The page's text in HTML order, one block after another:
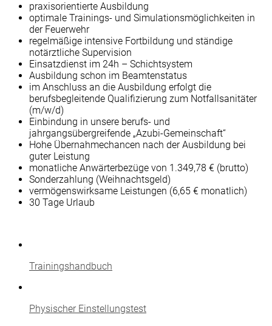
praxisorientierte Ausbildung
optimale Trainings- und Simulationsmöglichkeiten in
der Feuerwehr
regelmäßige intensive Fortbildung und ständige
notärztliche Supervision
Einsatzdienst im 24h – Schichtsystem
Ausbildung schon im Beamtenstatus
im Anschluss an die Ausbildung erfolgt die
berufsbegleitende Qualifizierung zum Notfallsanitäter
(m/w/d)
Einbindung in unsere berufs- und
jahrgangsübergreifende „Azubi-Gemeinschaft“
Hohe Übernahmechancen nach der Ausbildung bei
guter Leistung
monatliche Anwärterbezüge von 1.349,78 € (brutto)
Sonderzahlung (Weihnachtsgeld)
vermögenswirksame Leistungen (6,65 € monatlich)
30 Tage Urlaub
Trainingshandbuch
Physischer Einstellungstest